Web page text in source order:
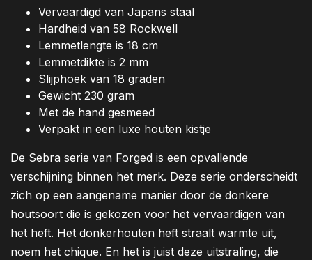
Vervaardigd van Japans staal
Hardheid van 58 Rockwell
Lemmetlengte is 18 cm
Lemmetdikte is 2 mm
Slijphoek van 18 graden
Gewicht 230 gram
Met de hand gesmeed
Verpakt in een luxe houten kistje
De Sebra serie van Forged is een opvallende
verschijning binnen het merk. Deze serie onderscheidt
zich op een aangename manier door de donkere
houtsoort die is gekozen voor het vervaardigen van
het heft. Het donkerhouten heft straalt warmte uit,
noem het chique. En het is juist deze uitstraling, die